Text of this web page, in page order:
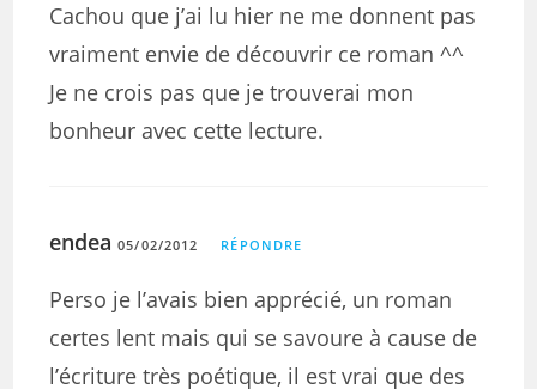
Cachou que j’ai lu hier ne me donnent pas
vraiment envie de découvrir ce roman ^^
Je ne crois pas que je trouverai mon
bonheur avec cette lecture.
endea 05/02/2012 RÉPONDRE
Perso je l’avais bien apprécié, un roman
certes lent mais qui se savoure à cause de
l’écriture très poétique, il est vrai que des